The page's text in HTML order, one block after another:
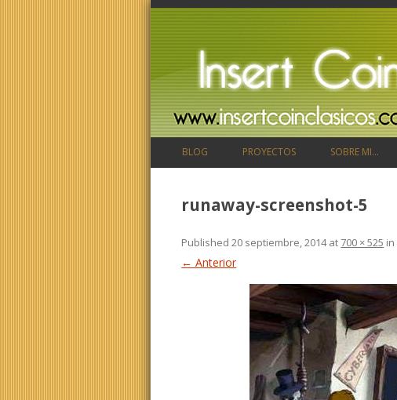
BLOG PROYECTOS SOBRE MI…
runaway-screenshot-5
Published20 septiembre, 2014at 700 × 525 in
← Anterior